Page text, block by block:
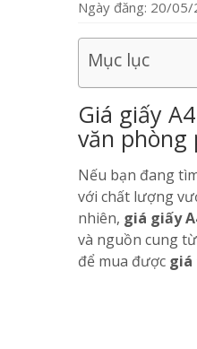
Ngày đăng: 20/
Mục lục
Giá giấy
văn phòng
Nếu bạn đang
với chất lượng
nhiên, giá giấy
và nguồn cung
để mua được giá